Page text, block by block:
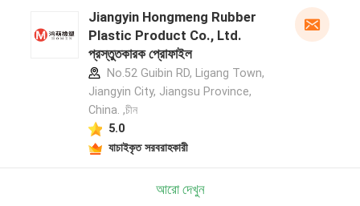
Jiangyin Hongmeng Rubber
Plastic Product Co., Ltd.
প্রস্তুতকারক প্রোফাইল
No.52 Guibin RD, Ligang Town,
Jiangyin City, Jiangsu Province,
China. ,চীন
5.0
যাচাইকৃত সরবরাহকারী
আরো দেখুন